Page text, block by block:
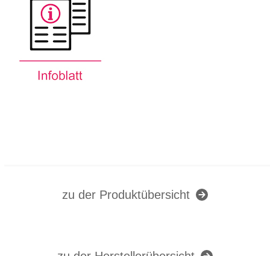
zu der Produktübersicht